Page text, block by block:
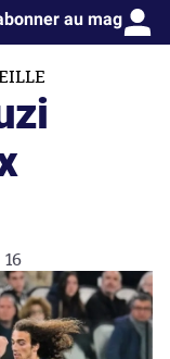
au mag
16